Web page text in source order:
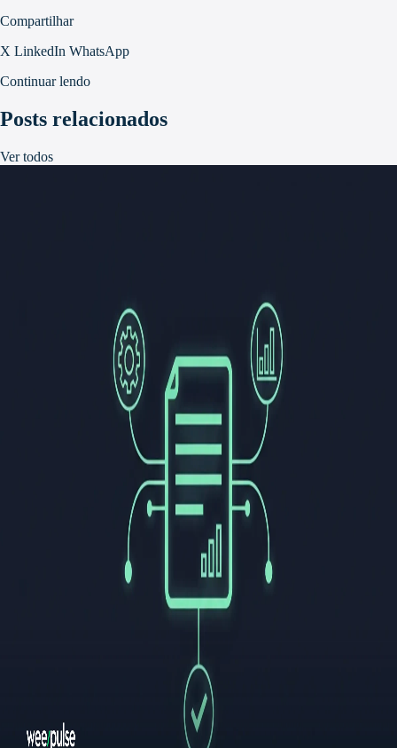
Compartilhar
X LinkedIn WhatsApp
Continuar lendo
Posts relacionados
Ver todos